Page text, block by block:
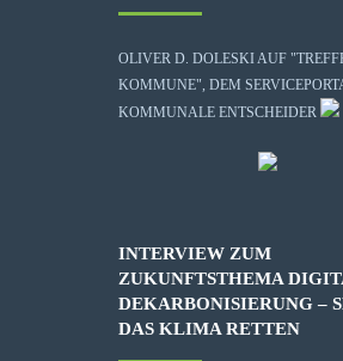
OLIVER D. DOLESKI AUF
KOMMUNE", DEM
KOMMUNALE ENTSCHEIDER
INTERVIEW ZUM
ZUKUNFTSTHEMA
DEKARBONISIERUNG –
DAS KLIMA RETTEN